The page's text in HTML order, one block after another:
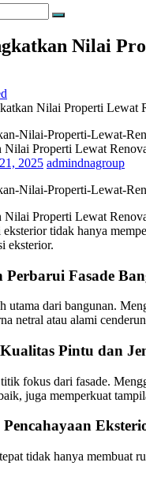
Search
Nilai
Nilai Properti Lewat
Nilai Properti Lewat
2025 admindnagroup
Properti Lewat
tidak hanya
eksterior.
Perbarui Fasade
utama dari bangunan.
netral atau alami
Pintu dan
fokus dari fasade.
juga memperkuat
tidak hanya membuat